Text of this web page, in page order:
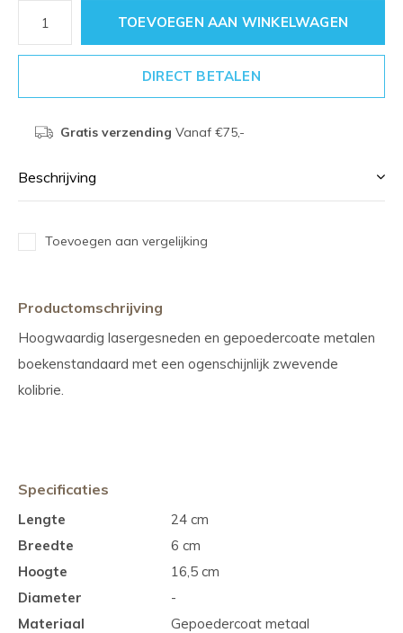
TOEVOEGEN AAN WINKELWAGEN
DIRECT BETALEN
Gratis verzending Vanaf €75,-
Beschrijving
Toevoegen aan vergelijking
Productomschrijving
Hoogwaardig lasergesneden en gepoedercoate metalen
boekenstandaard met een ogenschijnlijk zwevende
kolibrie.
Specificaties
Lengte
24 cm
Breedte
6 cm
Hoogte
16,5 cm
Diameter
-
Materiaal
Gepoedercoat metaal